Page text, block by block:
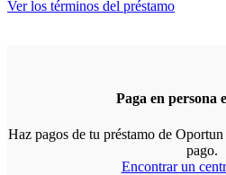
Ver los términos del préstamo
Paga en persona
Haz pagos de tu préstamo de
pago.
Encontrar un